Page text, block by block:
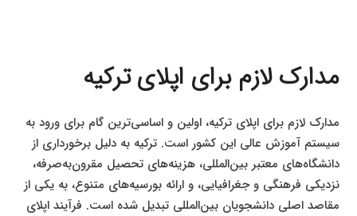
مدارک لازم برای اپلای ترکیه
مدارک لازم برای اپلای ترکیه، اولین و اساسی‌ترین گام برای ورود به
سیستم آموزش عالی این کشور است. ترکیه به دلیل برخورداری از
دانشگاه‌های معتبر بین‌المللی، هزینه‌های تحصیل مقرون‌به‌صرفه،
نزدیکی فرهنگی و جغرافیایی، و ارائه بورسیه‌های متنوع، به یکی از
مقاصد اصلی دانشجویان بین‌المللی تبدیل شده است. فرآیند اپلای